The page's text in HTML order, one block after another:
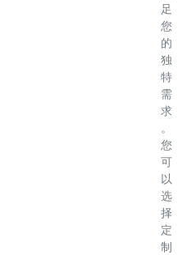
足
您
的
独
特
需
求
。
您
可
以
选
择
定
制